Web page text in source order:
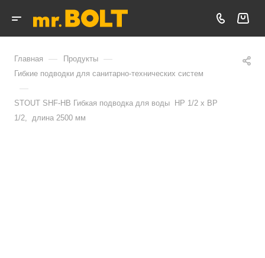
Главная — Продукты —
Гибкие подводки для санитарно-технических систем
—
STOUT SHF-НВ Гибкая подводка для воды НР 1/2 х ВР
1/2, длина 2500 мм